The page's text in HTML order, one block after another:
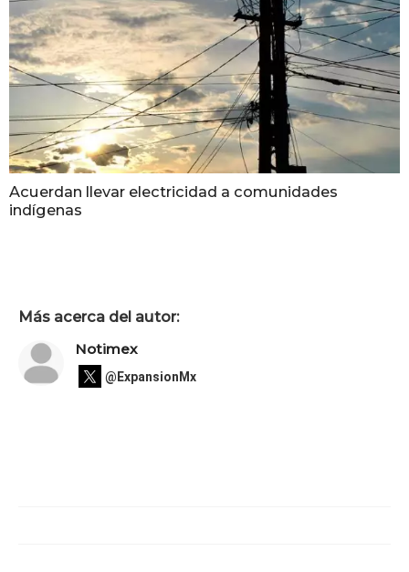
Acuerdan llevar electricidad a comunidades
indígenas
Más acerca del autor:
Notimex
@ExpansionMx